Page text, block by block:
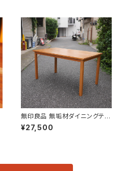
無印良品 無垢材ダイニングテー
ブル
¥27,500